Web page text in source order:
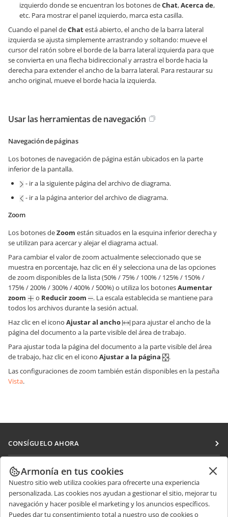
izquierdo donde se encuentran los botones deChat,Acerca de,
etc. Para mostrar el panel izquierdo, marca esta casilla.
Cuando el panel deChatestá abierto, el ancho de la barra lateral
izquierda se ajusta simplemente arrastrando y soltando: mueve el
cursor del ratón sobre el borde de la barra lateral izquierda para que
se convierta en una flecha bidireccional y arrastra el borde hacia la
derecha para extender el ancho de la barra lateral. Para restaurar su
ancho original, mueve el borde hacia la izquierda.
Usar las herramientas de navegación
Navegación de páginas
Los botones de navegación de página están ubicados en la parte
inferior de la pantalla.
- ir a la siguiente página del archivo de diagrama.
- ir a la página anterior del archivo de diagrama.
Zoom
Los botones deZoom están situados en la esquina inferior derecha y
se utilizan para acercar y alejar el diagrama actual.
Para cambiar el valor de zoom actualmente seleccionado que se
muestra en porcentaje, haz clic en él y selecciona una de las opciones
de zoom disponibles de la lista (50% / 75% / 100% / 125% / 150% /
175% / 200% / 300% / 400% / 500%) o utiliza los botonesAumentar
zoom
o Reducir zoom
. La escala establecida se mantiene para
todos los archivos durante la sesión actual.
Haz clic en el icono Ajustar al ancho
para ajustar el ancho de la
página del documento a la parte visible del área de trabajo.
Para ajustar toda la página del documento a la parte visible del área
de trabajo, haz clic en el icono Ajustar a la página
.
Las configuraciones de zoom también están disponibles en la pestaña
Vista.
CONSÍGUELO AHORA
Docs
DocSpace
Workspace
Conectores
COLABORAR
Para colaboradores
Para traductores
RECIBIR NOTICIAS
Blog
Armonía en tus cookies
Nuestro sitio web utiliza cookies para ofrecerte una experiencia
personalizada. Las cookies nos ayudan a gestionar el sitio, mejorar tu
navegación y hacer posible el marketing y los anuncios específicos.
Puedes dar tu consentimiento total a nuestro uso de cookies o